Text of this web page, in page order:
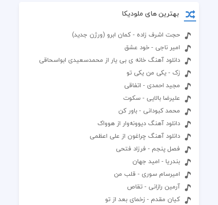
بهترین های ملودیکا
حجت اشرف زاده - کمان ابرو (ورژن جدید)
امیر ناجی - خود عشق
دانلود آهنگ خانه ی بی یار از محمدسعیدی ابواسحاقی
زک - یکی من یکی تو
مجید احمدی - اتفاقی
علیرضا بالایی - سکوت
محمد کبودانی - باور کن
دانلود آهنگ دیوونه‌وار از هوواک
دانلود آهنگ چراغون از علی اعظمی
فصل پنجم - فرزاد فتحی
بندریا - امید جهان
امیرسام سوری - قلب من
آرمین رازانی - تقاص
کیان مقدم - زخمای بعد از تو